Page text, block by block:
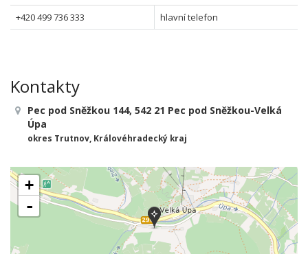
+420 499 736 333 hlavní telefon
Kontakty
Pec pod Sněžkou 144, 542 21 Pec pod Sněžkou-Velká
Úpa
okres Trutnov, Královéhradecký kraj
+
-